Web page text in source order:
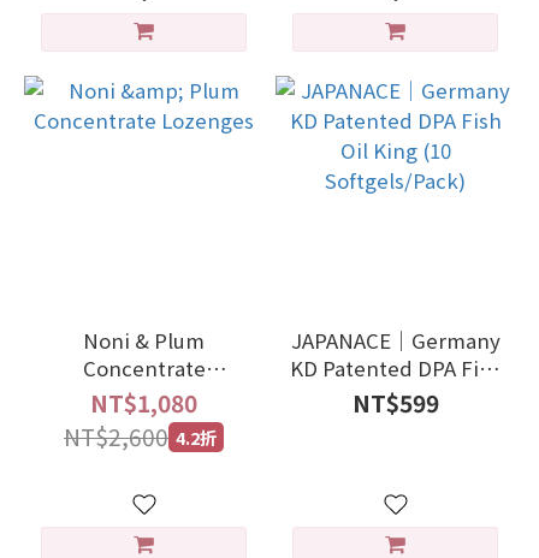
Noni & Plum
Concentrate
Lozenges
NT$1,080
NT$2,600 4.2折
JAPANACE｜Germany
KD Patented DPA Fish
Oil King (10
Softgels/Pack)
NT$599